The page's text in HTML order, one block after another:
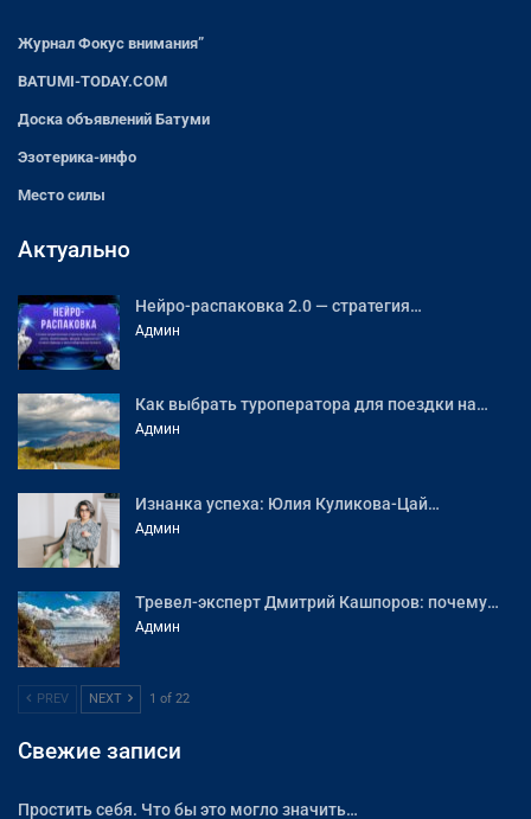
Журнал Фокус внимания”
BATUMI-TODAY.COM
Доска объявлений Батуми
Эзотерика-инфо
Место силы
Актуально
Нейро-распаковка 2.0 — стратегия…
Админ
Как выбрать туроператора для поездки на…
Админ
Изнанка успеха: Юлия Куликова-Цай…
Админ
Тревел-эксперт Дмитрий Кашпоров: почему…
Админ
PREV NEXT 1 of 22
Свежие записи
Простить себя. Что бы это могло значить…